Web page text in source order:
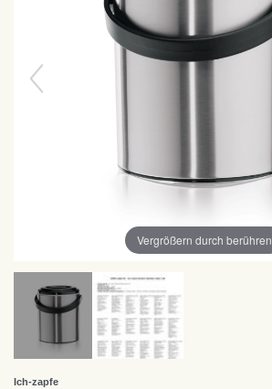
Vergrößern durch berühren
Ich-zapfe